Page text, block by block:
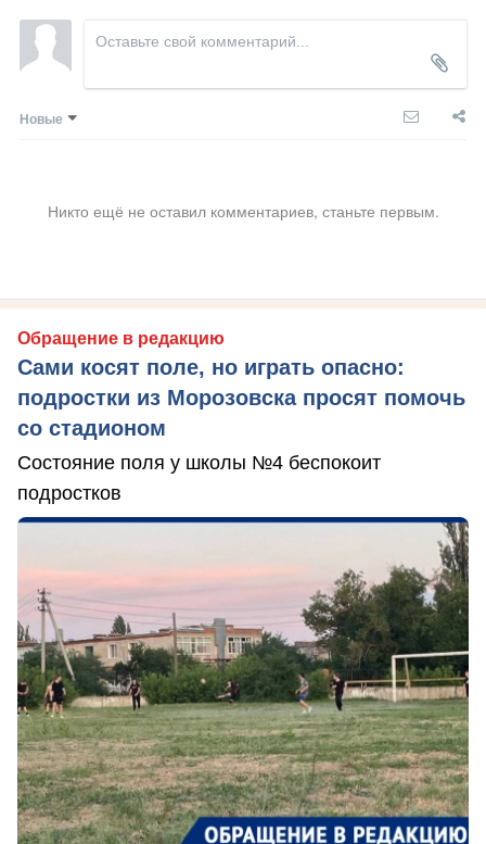
Новые
Никто ещё не оставил комментариев, станьте первым.
Обращение в редакцию
Сами косят поле, но играть опасно:
подростки из Морозовска просят помочь
со стадионом
Состояние поля у школы №4 беспокоит
подростков